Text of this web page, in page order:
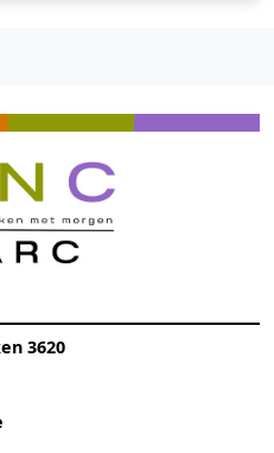
3620